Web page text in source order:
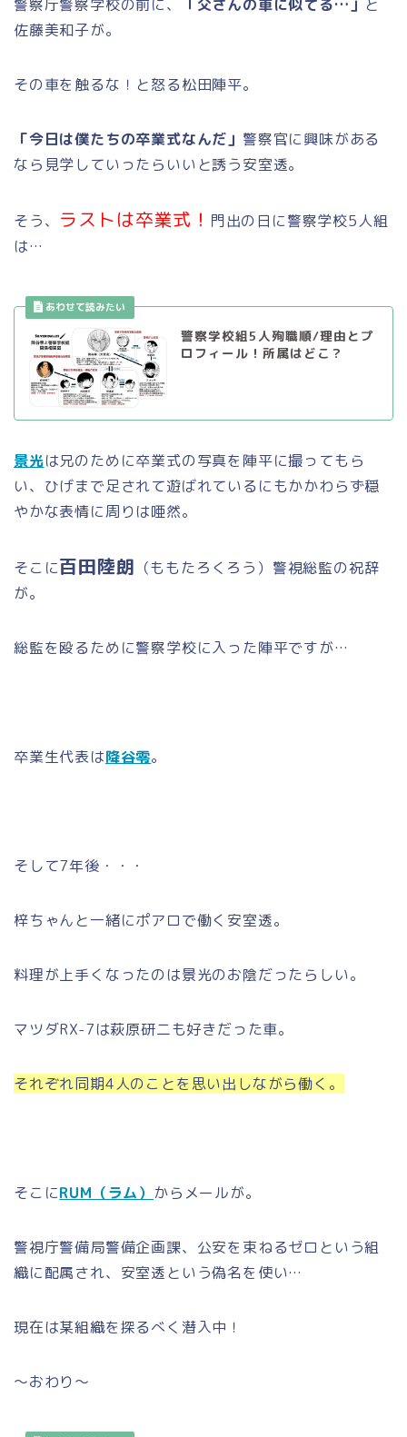
警察庁警察学校の前に、 「父さんの車に似てる…」 と
佐藤美和子が。
その車を触るな！と怒る松田陣平。
「今日は僕たちの卒業式なんだ」 警察官に興味がある
なら見学していったらいいと誘う安室透。
そう、 ラストは卒業式！ 門出の日に警察学校5人組
は…
警察学校組5人殉職順/理由とプ
ロフィール！所属はどこ？
景光は兄のために卒業式の写真を陣平に撮ってもら
い、ひげまで足されて遊ばれているにもかかわらず穏
やかな表情に周りは唖然。
そこに百田陸朗 （ももたろくろう）警視総監の祝辞
が。
総監を殴るために警察学校に入った陣平ですが…
卒業生代表は降谷零。
そして7年後・・・
梓ちゃんと一緒にポアロで働く安室透。
料理が上手くなったのは景光のお陰だったらしい。
マツダRX-7は萩原研二も好きだった車。
それぞれ同期4人のことを思い出しながら働く。
そこにRUM（ラム） からメールが。
警視庁警備局警備企画課、公安を束ねるゼロという組
織に配属され、安室透という偽名を使い…
現在は某組織を探るべく潜入中！
～おわり～